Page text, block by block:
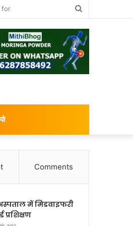
Comments
में मिडवाइफरी
प्रशिक्षण